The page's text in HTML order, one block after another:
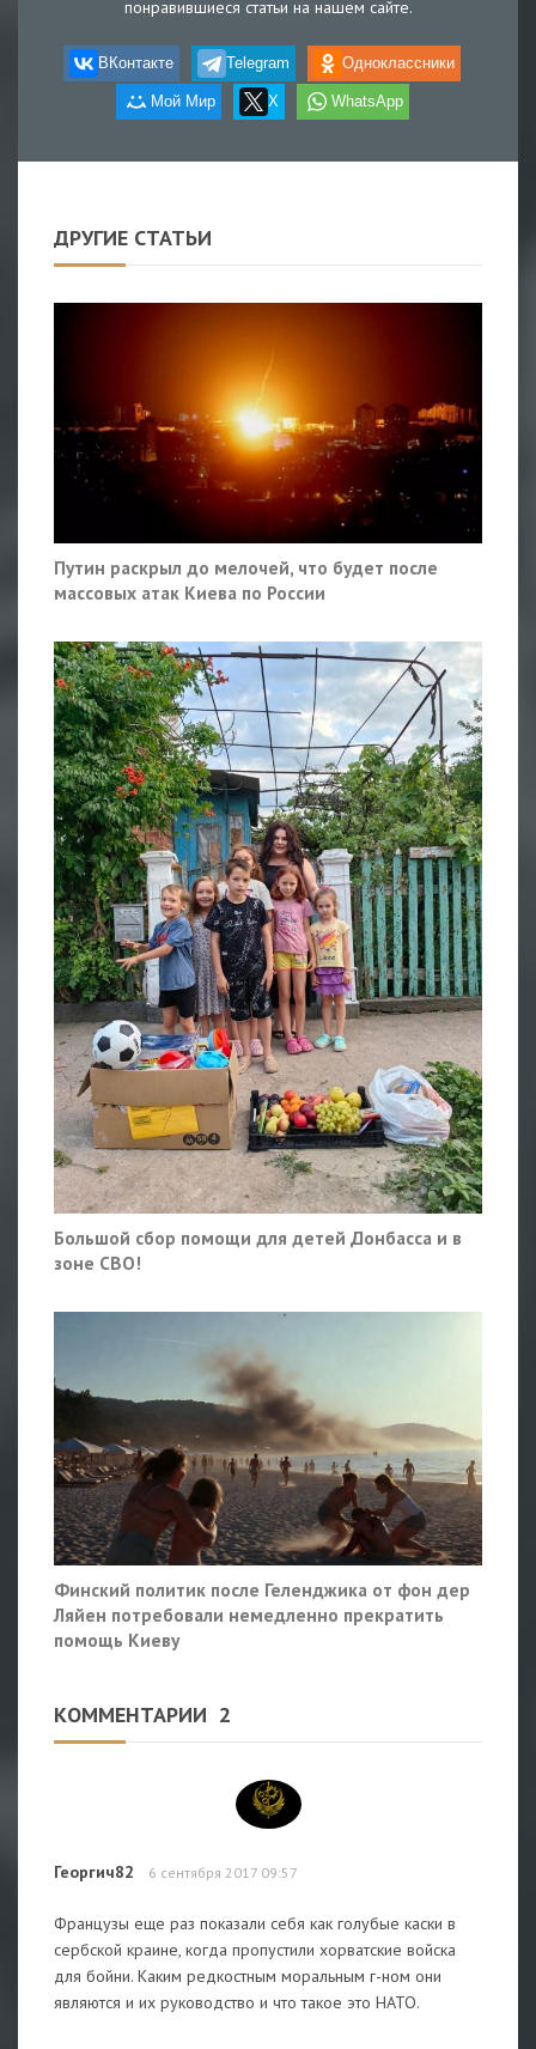
понравившиеся статьи на нашем сайте.
ВКонтакте Telegram Одноклассники
Мой Мир X WhatsApp
ДРУГИЕ СТАТЬИ
Путин раскрыл до мелочей, что будет после
массовых атак Киева по России
Большой сбор помощи для детей Донбасса и в
зоне СВО!
Финский политик после Геленджика от фон дер
Ляйен потребовали немедленно прекратить
помощь Киеву
КОММЕНТАРИИ 2
Георгич82 6 сентября 2017 09:57
Французы еще раз показали себя как голубые каски в
сербской краине, когда пропустили хорватские войска
для бойни. Каким редкостным моральным г-ном они
являются и их руководство и что такое это НАТО.